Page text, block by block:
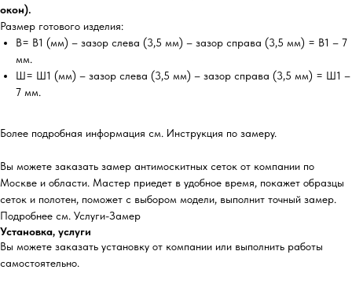
окон).
Размер готового изделия:
В= В1 (мм) – зазор слева (3,5 мм) – зазор справа (3,5 мм) = В1 – 7
мм.
Ш= Ш1 (мм) – зазор слева (3,5 мм) – зазор справа (3,5 мм) = Ш1 –
7 мм.
Более подробная информация см. Инструкция по замеру.
Вы можете заказать замер антимоскитных сеток от компании по
Москве и области. Мастер приедет в удобное время, покажет образцы
сеток и полотен, поможет с выбором модели, выполнит точный замер.
Подробнее см. Услуги-Замер
Установка, услуги
Вы можете заказать установку от компании или выполнить работы
самостоятельно.